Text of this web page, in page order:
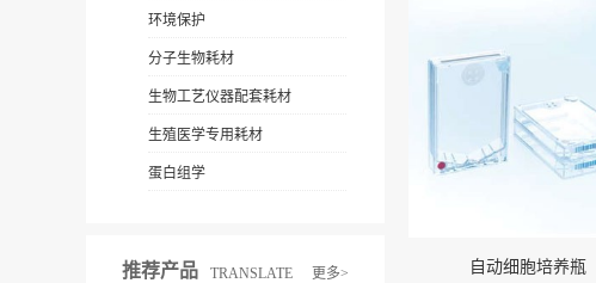
环境保护
分子生物耗材
生物工艺仪器配套耗材
生殖医学专用耗材
蛋白组学
推荐产品 TRANSLATE 更多> 自动细胞培养瓶